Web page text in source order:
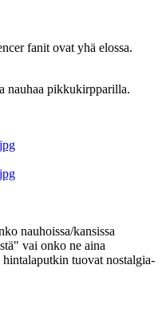
fanit ovat yhä elossa.
nauhaa pikkukirpparilla.
nauhoissa/kansissa
vai onko ne aina
tuovat nostalgia-